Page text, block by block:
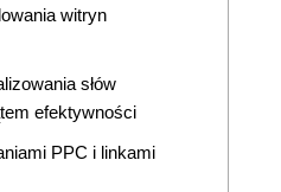
witryn
słów
efektywności
PPC i linkami